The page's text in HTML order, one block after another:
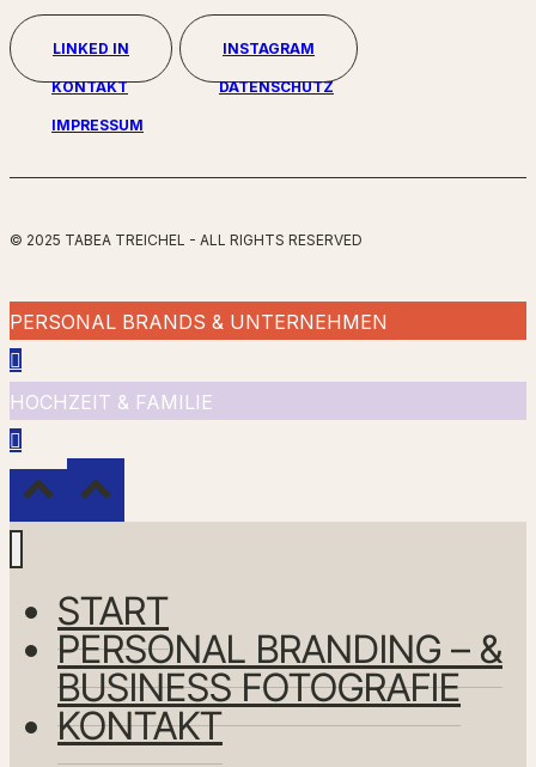
LINKED IN INSTAGRAM
KONTAKT DATENSCHUTZ
IMPRESSUM
© 2025 TABEA TREICHEL - ALL RIGHTS RESERVED
PERSONAL BRANDS & UNTERNEHMEN
HOCHZEIT & FAMILIE
START
PERSONAL BRANDING – &
BUSINESS FOTOGRAFIE
KONTAKT